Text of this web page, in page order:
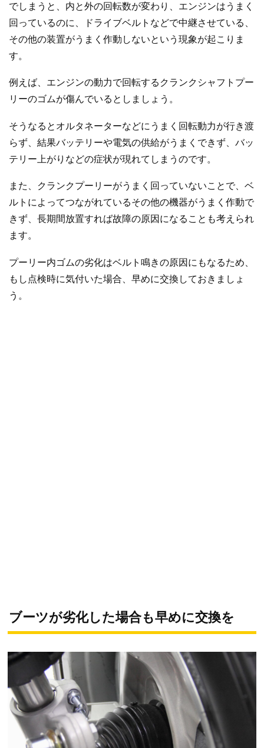
でしまうと、内と外の回転数が変わり、エンジンはうまく
回っているのに、ドライブベルトなどで中継させている、
その他の装置がうまく作動しないという現象が起こりま
す。
例えば、エンジンの動力で回転するクランクシャフトプー
リーのゴムが傷んでいるとしましょう。
そうなるとオルタネーターなどにうまく回転動力が行き渡
らず、結果バッテリーや電気の供給がうまくできず、バッ
テリー上がりなどの症状が現れてしまうのです。
また、クランクプーリーがうまく回っていないことで、ベ
ルトによってつながれているその他の機器がうまく作動で
きず、長期間放置すれば故障の原因になることも考えられ
ます。
プーリー内ゴムの劣化はベルト鳴きの原因にもなるため、
もし点検時に気付いた場合、早めに交換しておきましょ
う。
ブーツが劣化した場合も早めに交換を